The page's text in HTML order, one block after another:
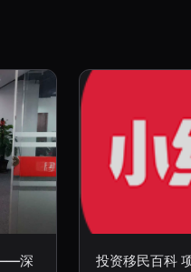
深
投资移民百科